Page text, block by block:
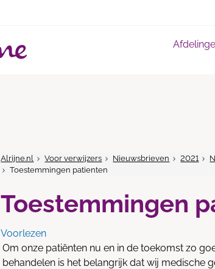
Alrijne.nl Voor verwijzers Nieuwsbrieven 2021
Toestemmingen patienten
Toestemmingen
Voorlezen
Om onze patiënten nu en in de toekomst zo
behandelen is het belangrijk dat wij medische